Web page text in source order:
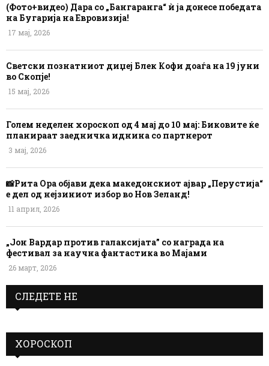
(Фото+видео) Дара со „Бангаранга“ ѝ ја донесе победата
на Бугарија на Евровизија!
17 мај, 2026
Светски познатниот диџеј Блек Кофи доаѓа на 19 јуни
во Скопје!
15 мај, 2026
Голем неделен хороскоп од 4 мај до 10 мај: Биковите ќе
планираат заедничка иднина со партнерот
3 мај, 2026
📸Рита Ора објави дека македонскиот ајвар „Перустија“
е дел од нејзиниот избор во Нов Зеланд!
11 април, 2026
„Јон Вардар против галаксијата” со награда на
фестивал за научна фантастика во Мајами
26 март, 2026
СЛЕДЕТЕ НЕ
ХОРОСКОП